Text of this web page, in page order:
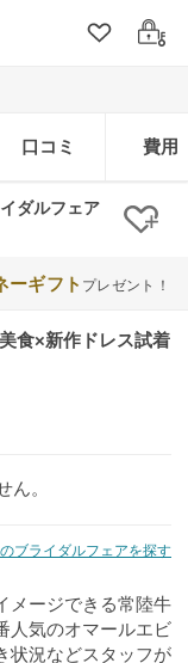
クリップ
ログ
口コミ 費用
ダルフェア
ク
ーギフト プレゼント！
食×新作ドレス試着
ん。
ブライダルフェアを探す
メージできる常陸牛
人気のオマールエビ
状況などスタッフが